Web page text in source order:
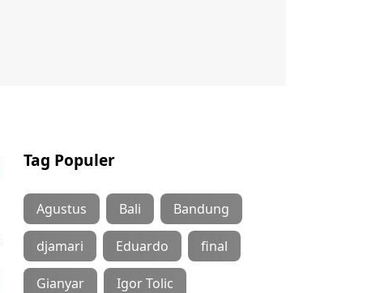
Tag Populer
Agustus Bali Bandung
djamari Eduardo final
Gianyar Igor Tolic